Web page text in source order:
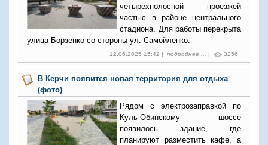
четырехполосной проезжей
частью в районе центрального
стадиона. Для работы перекрыта
улица Борзенко со стороны ул. Самойленко.
12.06.2025 15:42 | подробнее ... | 3256
В Керчи появится новая территория для отдыха
(фото)
Рядом с электрозаправкой по
Куль-Обинскому шоссе
появилось здание, где
планируют разместить кафе, а